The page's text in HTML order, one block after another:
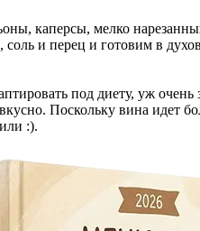
каперсы, мелко
соль и перец и готовим в
под диету, уж
Поскольку вина идет
:).